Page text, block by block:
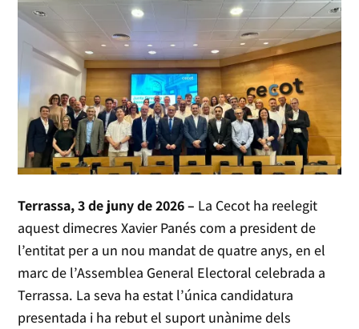
Terrassa, 3 de juny de 2026 – La Cecot ha reelegit
aquest dimecres Xavier Panés com a president de
l’entitat per a un nou mandat de quatre anys, en el
marc de l’Assemblea General Electoral celebrada a
Terrassa. La seva ha estat l’única candidatura
presentada i ha rebut el suport unànime dels